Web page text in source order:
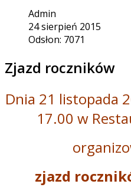
Admin
24 sierpień 2015
Odsłon: 7071
Zjazd roczników
Dnia 21 listopada
17.00 w
zjazd